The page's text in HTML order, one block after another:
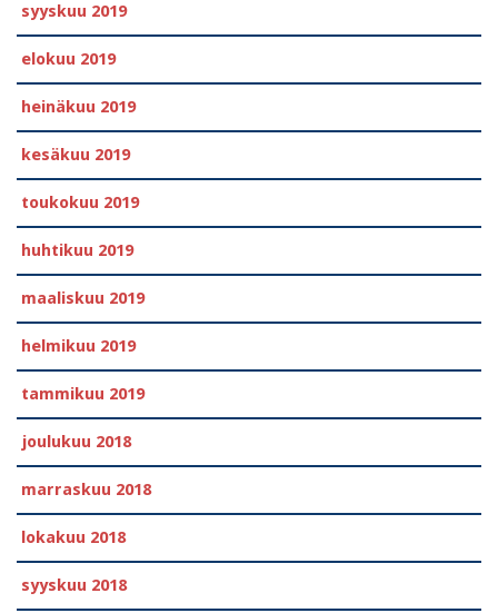
syyskuu 2019
elokuu 2019
heinäkuu 2019
kesäkuu 2019
toukokuu 2019
huhtikuu 2019
maaliskuu 2019
helmikuu 2019
tammikuu 2019
joulukuu 2018
marraskuu 2018
lokakuu 2018
syyskuu 2018